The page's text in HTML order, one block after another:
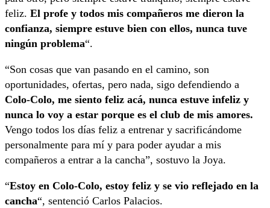
feliz. El profe y todos mis compañeros me dieron la
confianza, siempre estuve bien con ellos, nunca tuve
ningún problema“.
“Son cosas que van pasando en el camino, son
oportunidades, ofertas, pero nada, sigo defendiendo a
Colo-Colo, me siento feliz acá, nunca estuve infeliz y
nunca lo voy a estar porque es el club de mis amores.
Vengo todos los días feliz a entrenar y sacrificándome
personalmente para mí y para poder ayudar a mis
compañeros a entrar a la cancha”, sostuvo la Joya.
“Estoy en Colo-Colo, estoy feliz y se vio reflejado en la
cancha“, sentenció Carlos Palacios.